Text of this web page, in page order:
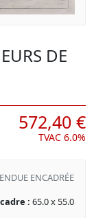
DE
572,40 €
TVAC 6.0%
ENCADRÉE
: 65.0 x 55.0